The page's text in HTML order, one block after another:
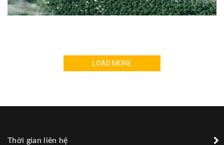
LOAD MORE
Thời gian liên hệ